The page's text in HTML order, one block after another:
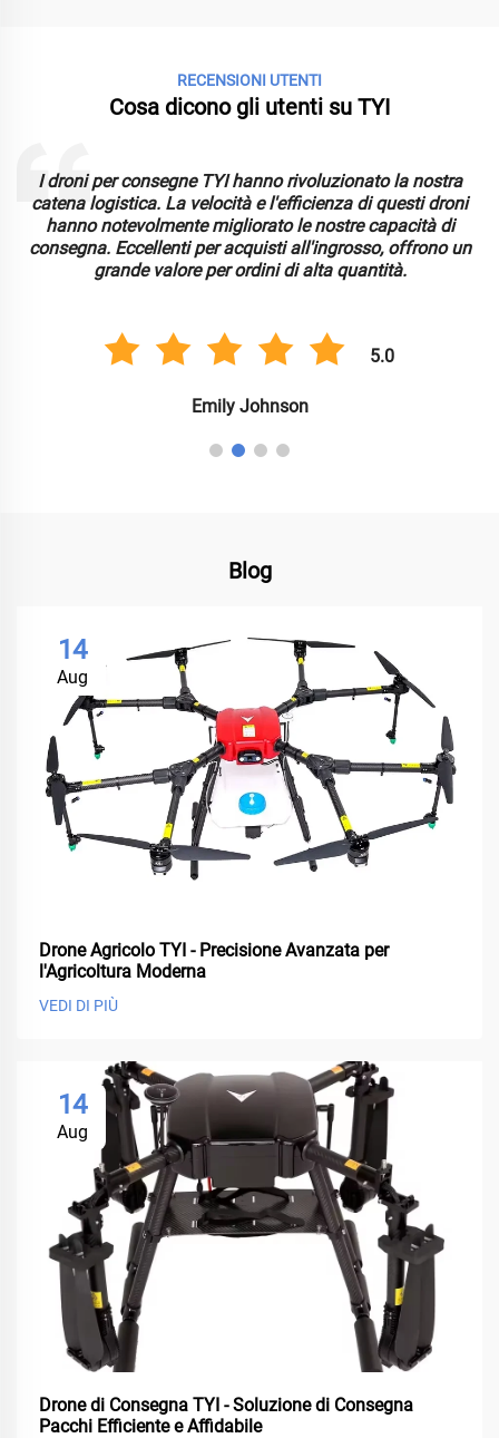
RECENSIONI UTENTI
Cosa dicono gli utenti su TYI
I droni per consegne TYI hanno rivoluzionato la nostra
catena logistica. La velocità e l'efficienza di questi droni
hanno notevolmente migliorato le nostre capacità di
consegna. Eccellenti per acquisti all'ingrosso, offrono un
grande valore per ordini di alta quantità.
5.0
Emily Johnson
Blog
14
Aug
Drone Agricolo TYI - Precisione Avanzata per
l'Agricoltura Moderna
VEDI DI PIÙ
14
Aug
Drone di Consegna TYI - Soluzione di Consegna
Pacchi Efficiente e Affidabile